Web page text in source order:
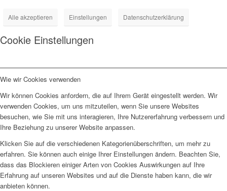
Alle akzeptieren Einstellungen Datenschutzerklärung
Cookie Einstellungen
Wie wir Cookies verwenden
Wir können Cookies anfordern, die auf Ihrem Gerät eingestellt werden. Wir
verwenden Cookies, um uns mitzuteilen, wenn Sie unsere Websites
besuchen, wie Sie mit uns interagieren, Ihre Nutzererfahrung verbessern und
Ihre Beziehung zu unserer Website anpassen.
Klicken Sie auf die verschiedenen Kategorienüberschriften, um mehr zu
erfahren. Sie können auch einige Ihrer Einstellungen ändern. Beachten Sie,
dass das Blockieren einiger Arten von Cookies Auswirkungen auf Ihre
Erfahrung auf unseren Websites und auf die Dienste haben kann, die wir
anbieten können.